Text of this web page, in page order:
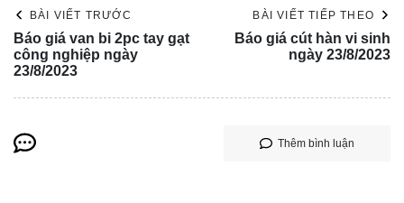
BÀI VIẾT TRƯỚC
Báo giá van bi 2pc tay gạt
công nghiệp ngày
23/8/2023
BÀI VIẾT TIẾP THEO
Báo giá cút hàn vi sinh
ngày 23/8/2023
Thêm bình luận